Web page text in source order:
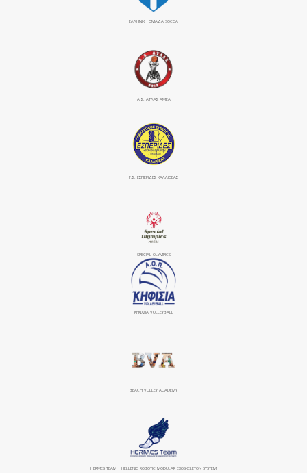
ΕΛΛΗΝΙΚΗ ΟΜΑΔΑ SOCCA
Α.Σ. ΑΤΛΑΣ ΑΜΕΑ
Γ.Σ. ΕΣΠΕΡΙΔΕΣ ΚΑΛΛΙΘΕΑΣ
SPECIAL OLYMPICS
ΚΗΦΙΣΙΆ VOLLEYBALL
BEACH VOLLEY ACADEMY
HERMES TEAM | HELLENIC ROBOTIC MODULAR EXOSKELETON SYSTEM